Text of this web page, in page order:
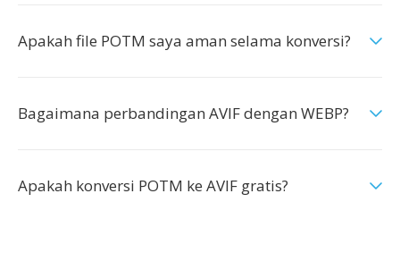
Apakah file POTM saya aman selama konversi?
Bagaimana perbandingan AVIF dengan WEBP?
Apakah konversi POTM ke AVIF gratis?